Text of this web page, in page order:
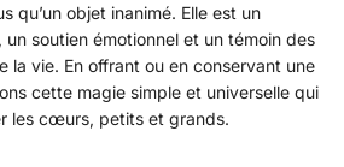
qu’un objet inanimé. Elle est un
soutien émotionnel et un témoin des
la vie. En offrant ou en conservant une
cette magie simple et universelle qui
les cœurs, petits et grands.